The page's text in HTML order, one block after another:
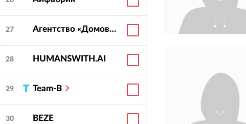
27 Агентство «Домовой и Партнеры»
28 HUMANSWITH.AI
29 Team-B
30 BEZE